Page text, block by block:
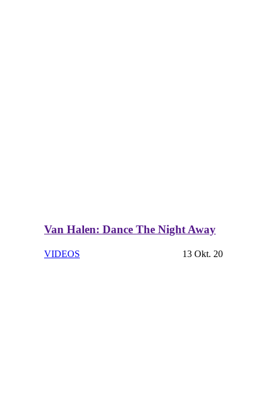
Van Halen: Dance The Night Away
VIDEOS 13 Okt. 20